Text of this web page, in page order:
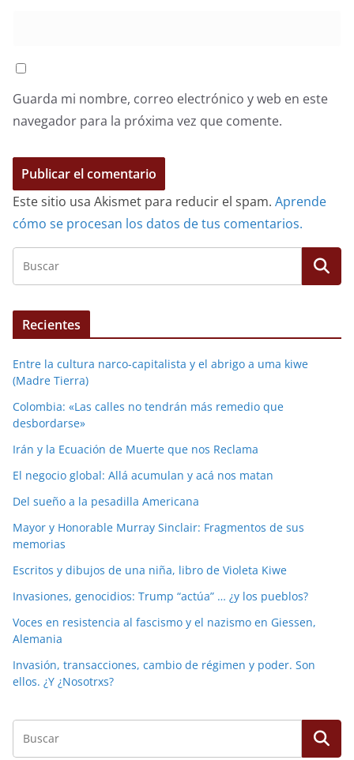
Guarda mi nombre, correo electrónico y web en este
navegador para la próxima vez que comente.
Este sitio usa Akismet para reducir el spam. Aprende
cómo se procesan los datos de tus comentarios.
Recientes
Entre la cultura narco-capitalista y el abrigo a uma kiwe
(Madre Tierra)
Colombia: «Las calles no tendrán más remedio que
desbordarse»
Irán y la Ecuación de Muerte que nos Reclama
El negocio global: Allá acumulan y acá nos matan
Del sueño a la pesadilla Americana
Mayor y Honorable Murray Sinclair: Fragmentos de sus
memorias
Escritos y dibujos de una niña, libro de Violeta Kiwe
Invasiones, genocidios: Trump “actúa” … ¿y los pueblos?
Voces en resistencia al fascismo y el nazismo en Giessen,
Alemania
Invasión, transacciones, cambio de régimen y poder. Son
ellos. ¿Y ¿Nosotrxs?